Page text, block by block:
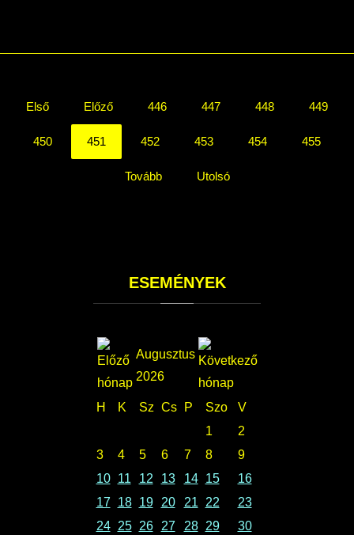
Első Előző 446 447 448 449
450 451 452 453 454 455
Tovább Utolsó
ESEMÉNYEK
Augusztus
2026
H K Sz Cs P Szo
V
1
2
3
4 5 6 7 8
9
10
11 12 13 14 15
16
17
18 19 20 21 22
23
24
25 26 27 28 29
30